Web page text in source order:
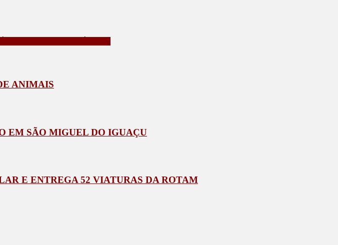
ANIMAIS
EM SÃO MIGUEL DO IGUAÇU
E ENTREGA 52 VIATURAS DA ROTAM